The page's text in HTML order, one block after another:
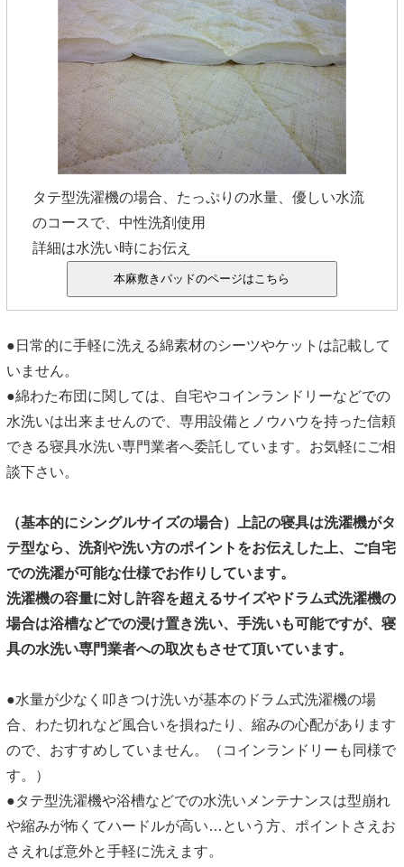
タテ型洗濯機の場合、たっぷりの水量、優しい水流
のコースで、中性洗剤使用
詳細は水洗い時にお伝え
●日常的に手軽に洗える綿素材のシーツやケットは記載して
いません。
●綿わた布団に関しては、自宅やコインランドリーなどでの
水洗いは出来ませんので、専用設備とノウハウを持った信頼
できる寝具水洗い専門業者へ委託しています。お気軽にご相
談下さい。
（基本的にシングルサイズの場合）上記の寝具は洗濯機がタ
テ型なら、洗剤や洗い方のポイントをお伝えした上、ご自宅
での洗濯が可能な仕様でお作りしています。
洗濯機の容量に対し許容を超えるサイズやドラム式洗濯機の
場合は浴槽などでの浸け置き洗い、手洗いも可能ですが、寝
具の水洗い専門業者への取次もさせて頂いています。
●水量が少なく叩きつけ洗いが基本のドラム式洗濯機の場
合、わた切れなど風合いを損ねたり、縮みの心配があります
ので、おすすめしていません。（コインランドリーも同様で
す。）
●タテ型洗濯機や浴槽などでの水洗いメンテナンスは型崩れ
や縮みが怖くてハードルが高い…という方、ポイントさえお
さえれば意外と手軽に洗えます。